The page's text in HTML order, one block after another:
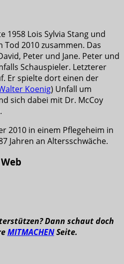
1958 Lois Sylvia Stang und
2010 zusammen. Das
Peter und Jane. Peter und
Schauspieler. Letzterer
Er spielte dort einen der
Koenig) Unfall um
sich dabei mit Dr. McCoy
2010 in einem Pflegeheim in
Jahren an Altersschwäche.
Dann schaut doch
MITMACHENSeite.